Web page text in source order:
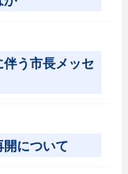
伴う市長メッセ
について